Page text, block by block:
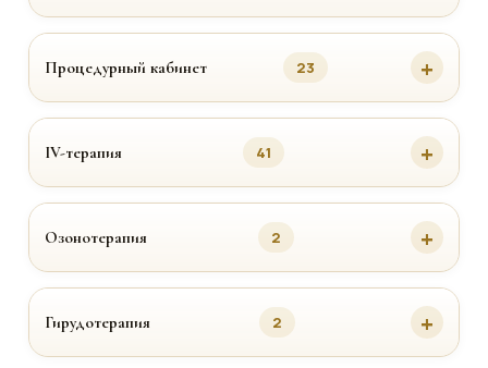
Процедурный кабинет 23
IV-терапия 41
Озонотерапия 2
Гирудотерапия 2